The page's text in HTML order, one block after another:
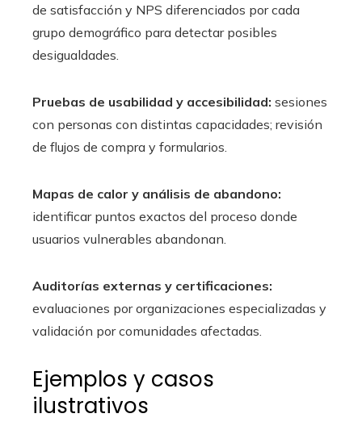
de satisfacción y NPS diferenciados por cada
grupo demográfico para detectar posibles
desigualdades.
Pruebas de usabilidad y accesibilidad: sesiones
con personas con distintas capacidades; revisión
de flujos de compra y formularios.
Mapas de calor y análisis de abandono:
identificar puntos exactos del proceso donde
usuarios vulnerables abandonan.
Auditorías externas y certificaciones:
evaluaciones por organizaciones especializadas y
validación por comunidades afectadas.
Ejemplos y casos
ilustrativos